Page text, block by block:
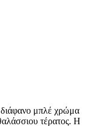
διάφανο μπλέ χρώμα
τέρατος. Η